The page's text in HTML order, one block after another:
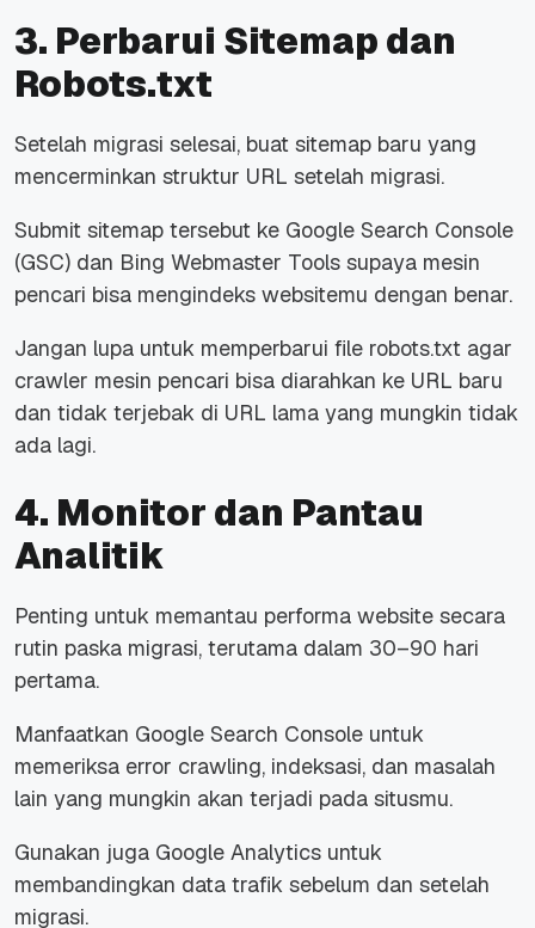
3. Perbarui Sitemap dan
Robots.txt
Setelah migrasi selesai, buat sitemap baru yang
mencerminkan struktur URL setelah migrasi.
Submit sitemap tersebut ke Google Search Console
(GSC) dan Bing Webmaster Tools supaya mesin
pencari bisa mengindeks websitemu dengan benar.
Jangan lupa untuk memperbarui file robots.txt agar
crawler mesin pencari bisa diarahkan ke URL baru
dan tidak terjebak di URL lama yang mungkin tidak
ada lagi.
4. Monitor dan Pantau
Analitik
Penting untuk memantau performa website secara
rutin paska migrasi, terutama dalam 30–90 hari
pertama.
Manfaatkan Google Search Console untuk
memeriksa error crawling, indeksasi, dan masalah
lain yang mungkin akan terjadi pada situsmu.
Gunakan juga Google Analytics untuk
membandingkan data trafik sebelum dan setelah
migrasi.